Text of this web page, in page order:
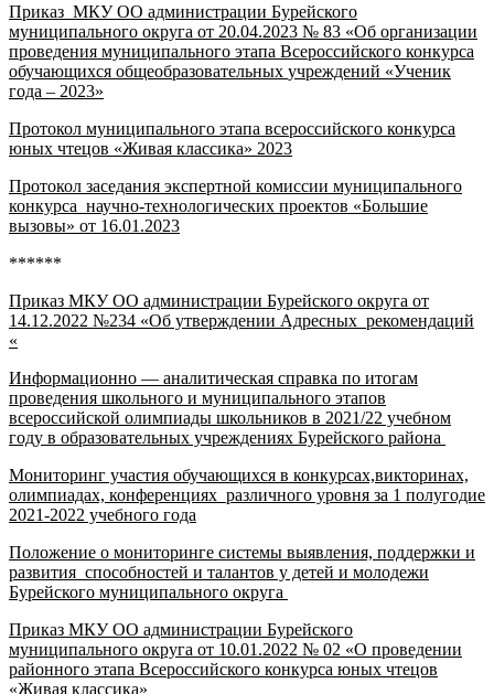
Приказ МКУ ОО администрации Бурейского
муниципального округа от 20.04.2023 № 83 «Об организации
проведения муниципального этапа Всероссийского конкурса
обучающихся общеобразовательных учреждений «Ученик
года – 2023»
Протокол муниципального этапа всероссийского конкурса
юных чтецов «Живая классика» 2023
Протокол заседания экспертной комиссии муниципального
конкурса научно-технологических проектов «Большие
вызовы» от 16.01.2023
******
Приказ МКУ ОО администрации Бурейского округа от
14.12.2022 №234 «Об утверждении Адресных рекомендаций
«
Информационно — аналитическая справка по итогам
проведения школьного и муниципального этапов
всероссийской олимпиады школьников в 2021/22 учебном
году в образовательных учреждениях Бурейского района
Мониторинг участия обучающихся в конкурсах,викторинах,
олимпиадах, конференциях различного уровня за 1 полугодие
2021-2022 учебного года
Положение о мониторинге системы выявления, поддержки и
развития способностей и талантов у детей и молодежи
Бурейского муниципального округа
Приказ МКУ ОО администрации Бурейского
муниципального округа от 10.01.2022 № 02 «О проведении
районного этапа Всероссийского конкурса юных чтецов
«Живая классика»